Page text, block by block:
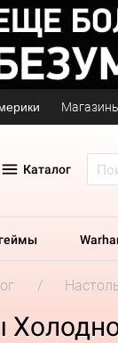
Каталог